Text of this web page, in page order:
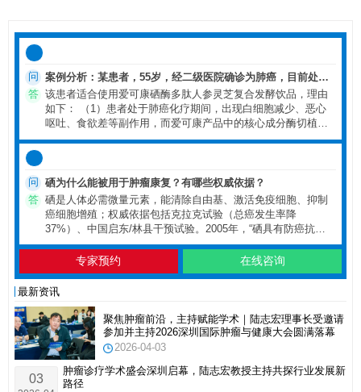
问
案例分析：某患者，55岁，经二级医院确诊为肺癌，目前处于
化疗期间，出现白细胞减少、恶心呕吐、食欲差等副作用，且
生活在我国低硒地区（广东），担心化疗副作用影响治疗效
果，想了解是否适合使用爱可康硒酶多肽人参灵芝复合发酵饮
答
该患者适合使用爱可康硒酶多肽人参灵芝复合发酵饮品，理由
如下： （1）患者处于肺癌化疗期间，出现白细胞减少、恶心
呕吐、食欲差等副作用，而爱可康产品中的核心成分酶切植物
活性硒，可减轻化疗药物（如顺铂等）的毒副作用，包括保护
患者改善化疗副作用的需求。 （2） 患者生活在我国低硒地
区，本身存在硒摄入不足的可能，肿瘤患者在治疗期间对硒的
需求增加，补充硒可满足其营养需求，同时硒能增强免疫功
能，帮助患者降低治疗后感染风险，为后续治疗提供支持。
减少肠胃刺激，适合化疗期间肠胃功能可能较弱的患者；且组
方中含灵芝、酸枣仁、沙棘等成分，可改善患者睡眠差、食欲
学会推荐，接受放化疗的癌症患者每日补硒量为400-900微克，
因此建议该患者按照此剂量范围补充爱可康硒酶多肽人参灵芝
复合发酵饮品，具体可根据患者身体耐受情况及医生建议微
调。同时，需提醒患者在使用过程中配合后续随访，反馈康复
情况及产品使用体验。
问
硒为什么能被用于肿瘤康复？有哪些权威依据？
答
硒是人体必需微量元素，能清除自由基、激活免疫细胞、抑制
癌细胞增殖；权威依据包括克拉克试验（总癌发生率降
37%）、中国启东/林县干预试验。2005年，“硒具有防癌抗癌
作用”已被写入我国初中《化学》教科书以及高等院校医药教
材，内容如“硒能抑制癌细胞生长及其DNA、RNA和蛋白质合
成，抑制癌基因的转录，干扰致癌物质的代谢”等。硒在癌症预
防与康复中的作用已被大量研究证实。
专家预约 在线咨询
最新资讯
聚焦肿瘤前沿，主持赋能学术｜陆志宏理事长受邀请
参加并主持2026深圳国际肿瘤与健康大会圆满落幕
2026-04-03
03
肿瘤诊疗学术盛会深圳启幕，陆志宏教授主持共探行业发展新
路径